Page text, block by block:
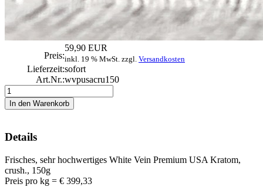
Preis:
59,90 EUR
inkl. 19 % MwSt. zzgl. Versandkosten
Lieferzeit:sofort
Art.Nr.:wvpusacru150
Details
Frisches, sehr hochwertiges White Vein Premium USA Kratom,
crush., 150g
Preis pro kg = € 399,33